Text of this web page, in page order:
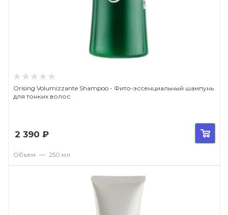
Orising Volumizzante Shampoo - Фито-эссенциальный шампунь
для тонких волос
2 390 ₽
Объем — 250 мл